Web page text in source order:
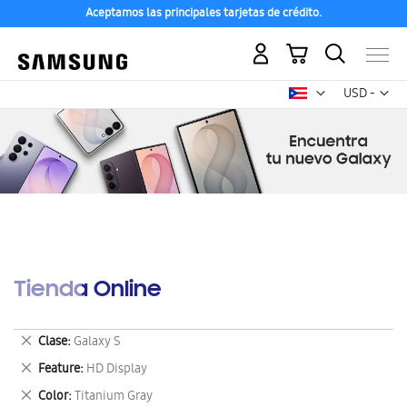
Aceptamos las principales tarjetas de crédito.
USD -
dólar
Mi carrito
Tienda Online
Clase Galaxy S
Eliminar
este
artículo
Feature HD Display
Eliminar
este
Color Titanium Gray
Eliminar